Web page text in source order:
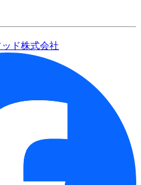
ド株式会社